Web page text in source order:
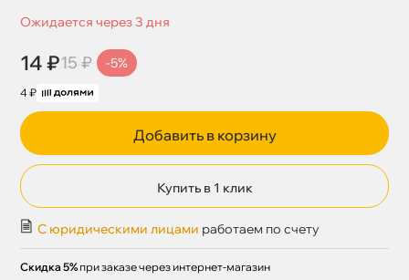
Ожидается через 3 дня
14 ₽15 ₽ -5%
4 ₽
Добавить в корзину
Купить в 1 клик
С юридическими лицами работаем по счету
Скидка 5% при заказе через интернет-магазин